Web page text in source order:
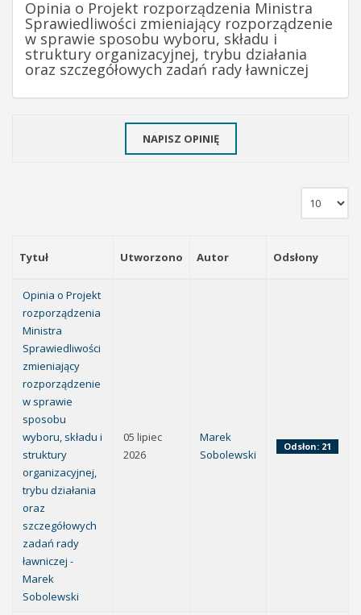
Opinia o Projekt rozporządzenia Ministra
Sprawiedliwości zmieniający rozporządzenie
w sprawie sposobu wyboru, składu i
struktury organizacyjnej, trybu działania
oraz szczegółowych zadań rady ławniczej
NAPISZ OPINIĘ
Tytuł Utworzono Autor Odsłony
Opinia o Projekt
rozporządzenia
Ministra
Sprawiedliwości
zmieniający
rozporządzenie
w sprawie
sposobu
wyboru, składu i
struktury
organizacyjnej,
trybu działania
oraz
szczegółowych
zadań rady
ławniczej -
Marek
Sobolewski
05 lipiec
2026
Marek
Sobolewski
Odsłon: 21